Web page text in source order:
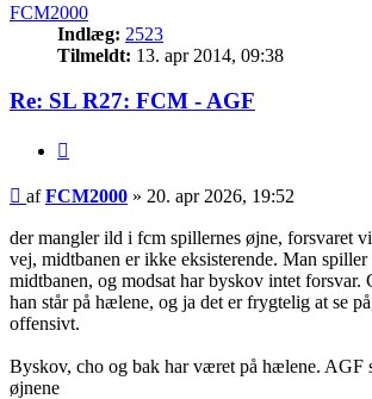
FCM2000
Indlæg: 2523
Tilmeldt: 13. apr 2014, 09:38
Re: SL R27: FCM - AGF
Indlæg
afFCM2000 » 20. apr 2026, 19:52
der mangler ild i fcm spillernes øjne, forsvaret
vej, midtbanen er ikke eksisterende. Man
midtbanen, og modsat har byskov intet forsvar.
han står på hælene, og ja det er frygtelig at se
offensivt.
Byskov, cho og bak har været på hælene. AGF
øjnene